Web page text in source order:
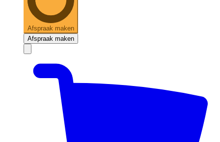
Afspraak maken
Afspraak maken